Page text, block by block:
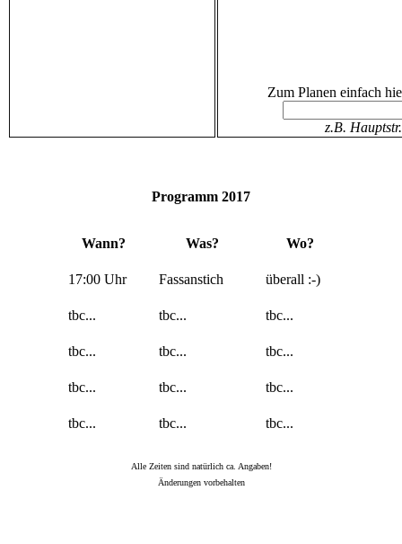
Zum Planen einfach
z.B.
Programm 2017
Wann? Was? Wo?
17:00 Uhr Fassanstich überall :-)
tbc... tbc... tbc...
tbc... tbc... tbc...
tbc... tbc... tbc...
tbc... tbc... tbc...
Alle Zeiten sind natürlich ca. Angaben!
Änderungen vorbehalten